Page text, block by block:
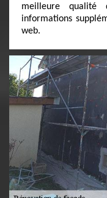
meilleure
informations
web.